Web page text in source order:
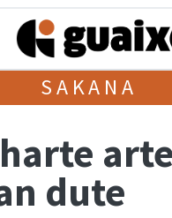
SAKANA
dute